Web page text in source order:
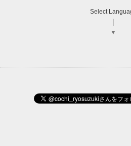
Select
▼